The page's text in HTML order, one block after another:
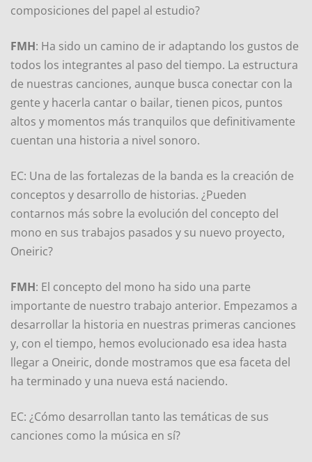
composiciones del papel al estudio?
FMH: Ha sido un camino de ir adaptando los gustos de
todos los integrantes al paso del tiempo. La estructura
de nuestras canciones, aunque busca conectar con la
gente y hacerla cantar o bailar, tienen picos, puntos
altos y momentos más tranquilos que definitivamente
cuentan una historia a nivel sonoro.
EC: Una de las fortalezas de la banda es la creación de
conceptos y desarrollo de historias. ¿Pueden
contarnos más sobre la evolución del concepto del
mono en sus trabajos pasados y su nuevo proyecto,
Oneiric?
FMH: El concepto del mono ha sido una parte
importante de nuestro trabajo anterior. Empezamos a
desarrollar la historia en nuestras primeras canciones
y, con el tiempo, hemos evolucionado esa idea hasta
llegar a Oneiric, donde mostramos que esa faceta del
ha terminado y una nueva está naciendo.
EC: ¿Cómo desarrollan tanto las temáticas de sus
canciones como la música en sí?